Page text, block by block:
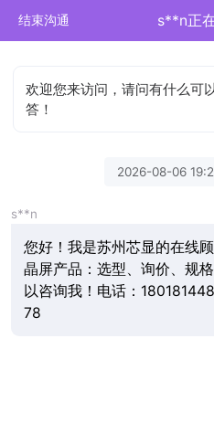
结束沟通 s**n正
欢迎您来访问，请问有什么可
答！
2026-08-06
s**n
您好！我是苏州芯显的在线
晶屏产品：选型、询价、规
以咨询我！电话：
78